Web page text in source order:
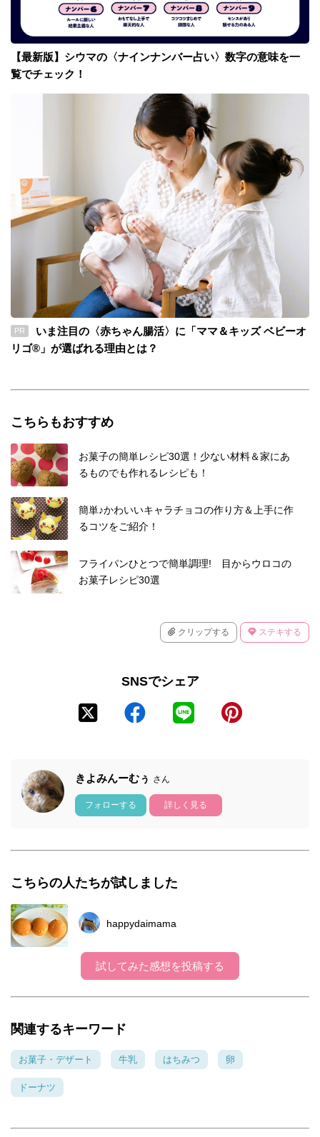
【最新版】シウマの〈ナインナンバー占い〉数字の意味を一
覧でチェック！
PR
いま注目の〈赤ちゃん腸活〉に「ママ＆キッズ ベビーオ
リゴ®」が選ばれる理由とは？
こちらもおすすめ
お菓子の簡単レシピ30選！少ない材料＆家にあ
るものでも作れるレシピも！
簡単♪かわいいキャラチョコの作り方＆上手に作
るコツをご紹介！
フライパンひとつで簡単調理! 目からウロコの
お菓子レシピ30選
クリップする ステキする
SNSでシェア
きよみんーむぅ さん
フォローする 詳しく見る
こちらの人たちが試しました
happydaimama
試してみた感想を投稿する
関連するキーワード
お菓子・デザート 牛乳 はちみつ 卵
ドーナツ